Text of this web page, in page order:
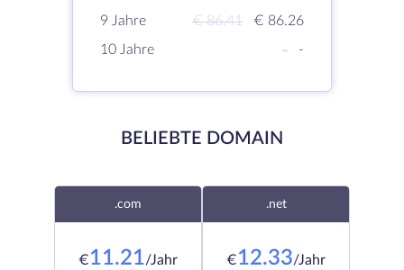
9 Jahre
€ 86.41
€ 86.26
10 Jahre
- -
BELIEBTE DOMAIN
.com
€11.21/Jahr
.net
€12.33/Jahr